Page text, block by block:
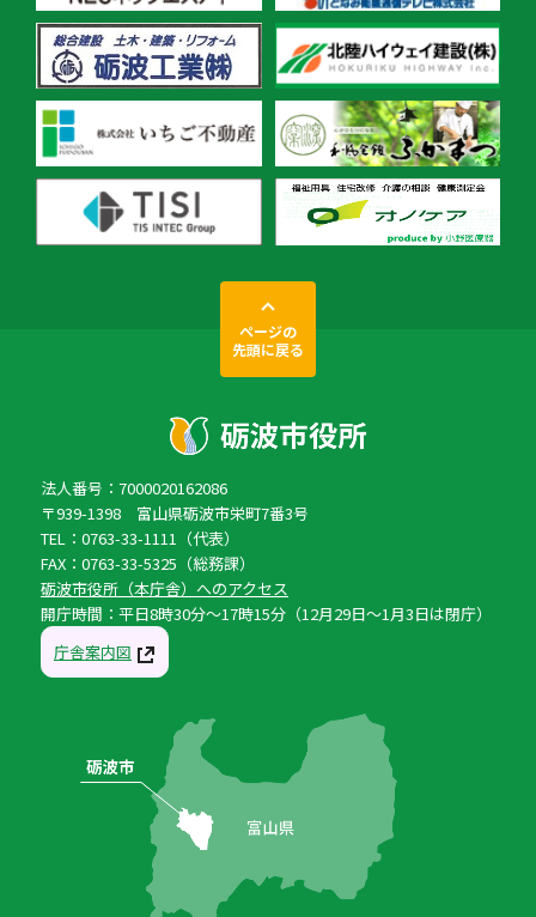
ページの
先頭に戻る
法人番号：7000020162086
〒939-1398 富山県砺波市栄町7番3号
TEL：0763-33-1111（代表）
FAX：0763-33-5325（総務課）
砺波市役所（本庁舎）へのアクセス
開庁時間：平日8時30分〜17時15分（12月29日〜1月3日は閉庁）
庁舎案内図